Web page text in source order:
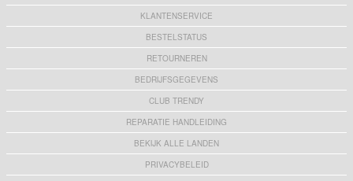
KLANTENSERVICE
BESTELSTATUS
RETOURNEREN
BEDRIJFSGEGEVENS
CLUB TRENDY
REPARATIE HANDLEIDING
BEKIJK ALLE LANDEN
PRIVACYBELEID